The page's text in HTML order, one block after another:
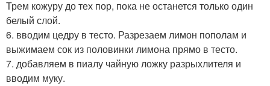
Трем кожуру до тех пор, пока не останется только один
белый слой.
6. вводим цедру в тесто. Разрезаем лимон пополам и
выжимаем сок из половинки лимона прямо в тесто.
7. добавляем в пиалу чайную ложку разрыхлителя и
вводим муку.